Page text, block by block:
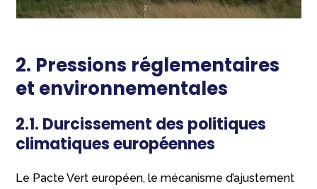
2. Pressions réglementaires
et environnementales
2.1. Durcissement des politiques
climatiques européennes
Le Pacte Vert européen, le mécanisme d’ajustement